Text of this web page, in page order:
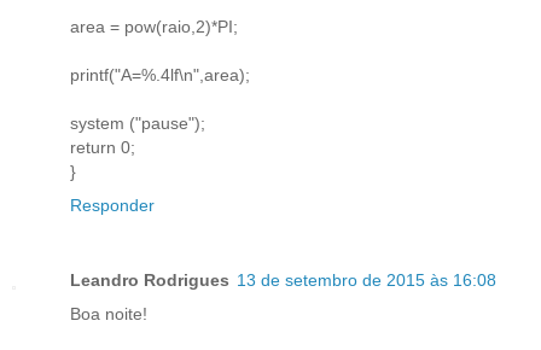
area = pow(raio,2)*PI;
printf("A=%.4lf\n",area);
system ("pause");
return 0;
}
Responder
Leandro Rodrigues 13 de setembro de 2015 às 16:08
Boa noite!